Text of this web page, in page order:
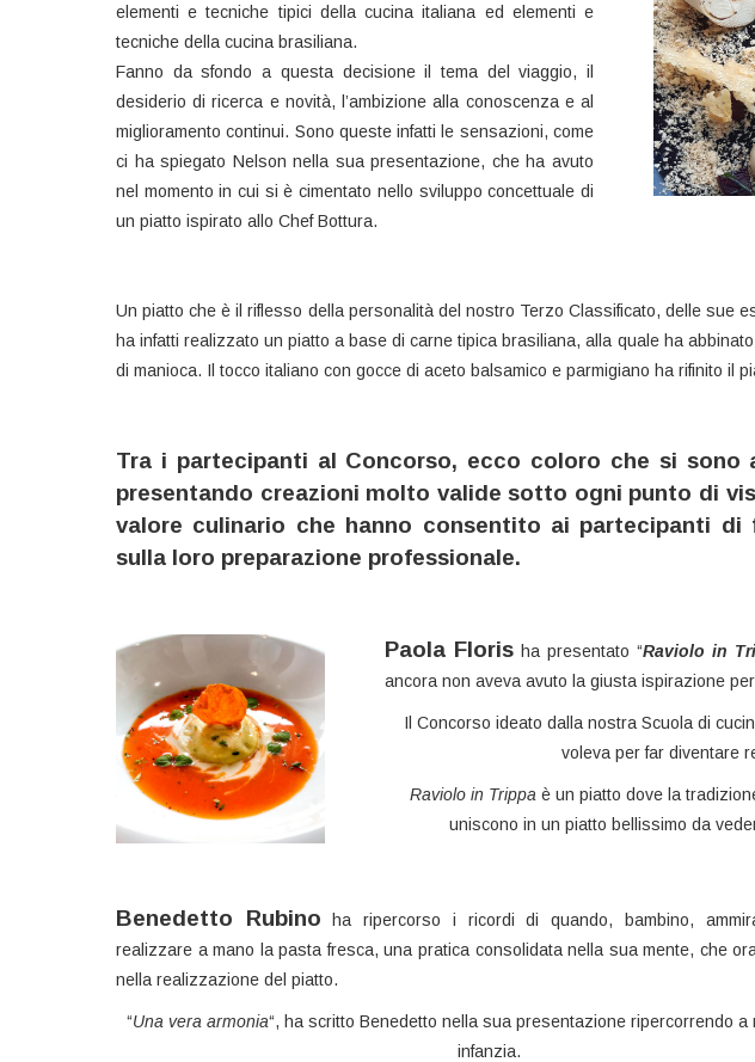
elementi e tecniche tipici della cucina italiana ed elementi e
tecniche della cucina brasiliana.
Fanno da sfondo a questa decisione il tema del viaggio, il
desiderio di ricerca e novità, l’ambizione alla conoscenza e al
miglioramento continui. Sono queste infatti le sensazioni, come
ci ha spiegato Nelson nella sua presentazione, che ha avuto
nel momento in cui si è cimentato nello sviluppo concettuale di
un piatto ispirato allo Chef Bottura.
Un piatto che è il riflesso della personalità del nostro Terzo Classificato, delle sue
ha infatti realizzato un piatto a base di carne tipica brasiliana, alla quale ha
di manioca. Il tocco italiano con gocce di aceto balsamico e parmigiano ha rifinito il
Tra i partecipanti al Concorso, ecco coloro che si sono
presentando creazioni molto valide sotto ogni punto di
valore culinario che hanno consentito ai partecipanti
sulla loro preparazione professionale.
Paola Floris ha presentato “Raviolo in
ancora non aveva avuto la giusta ispirazione
Il Concorso ideato dalla nostra Scuola di
voleva per far diventare
Raviolo in Trippa è un piatto dove la
uniscono in un piatto bellissimo da
Benedetto Rubino ha ripercorso i ricordi di quando, bambino,
realizzare a mano la pasta fresca, una pratica consolidata nella sua mente, che
nella realizzazione del piatto.
“Una vera armonia“, ha scritto Benedetto nella sua presentazione ripercorrendo a
infanzia.